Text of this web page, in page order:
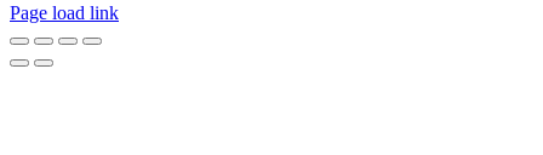
Page load link